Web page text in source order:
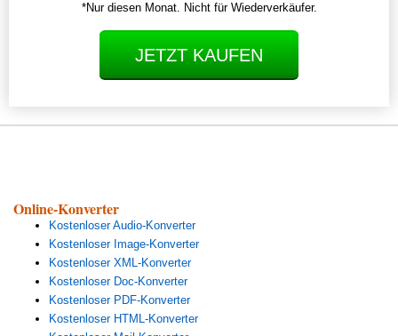
*Nur diesen Monat. Nicht für Wiederverkäufer.
JETZT KAUFEN
Online-Konverter
Kostenloser Audio-Konverter
Kostenloser Image-Konverter
Kostenloser XML-Konverter
Kostenloser Doc-Konverter
Kostenloser PDF-Konverter
Kostenloser HTML-Konverter